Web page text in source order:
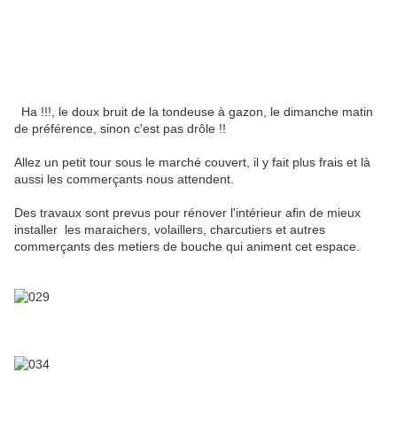
Ha !!!, le doux bruit de la tondeuse à gazon, le dimanche matin
de préférence, sinon c'est pas drôle !!
Allez un petit tour sous le marché couvert, il y fait plus frais et là
aussi les commerçants nous attendent.
Des travaux sont prevus pour rénover l'intérieur afin de mieux
installer les maraichers, volaillers, charcutiers et autres
commerçants des metiers de bouche qui animent cet espace.